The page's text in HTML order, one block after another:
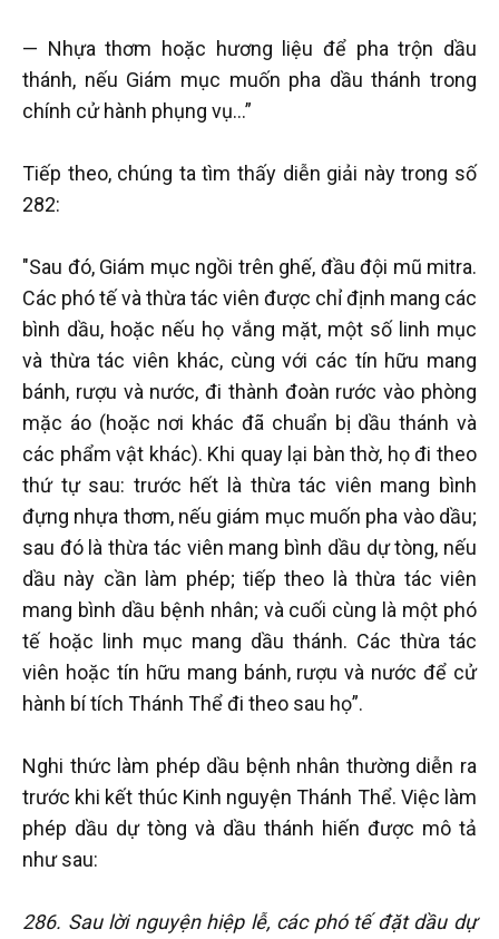
— Nhựa thơm hoặc hương liệu để pha trộn dầu
thánh, nếu Giám mục muốn pha dầu thánh trong
chính cử hành phụng vụ…”
Tiếp theo, chúng ta tìm thấy diễn giải này trong số
282:
"Sau đó, Giám mục ngồi trên ghế, đầu đội mũ mitra.
Các phó tế và thừa tác viên được chỉ định mang các
bình dầu, hoặc nếu họ vắng mặt, một số linh mục
và thừa tác viên khác, cùng với các tín hữu mang
bánh, rượu và nước, đi thành đoàn rước vào phòng
mặc áo (hoặc nơi khác đã chuẩn bị dầu thánh và
các phẩm vật khác). Khi quay lại bàn thờ, họ đi theo
thứ tự sau: trước hết là thừa tác viên mang bình
đựng nhựa thơm, nếu giám mục muốn pha vào dầu;
sau đó là thừa tác viên mang bình dầu dự tòng, nếu
dầu này cần làm phép; tiếp theo là thừa tác viên
mang bình dầu bệnh nhân; và cuối cùng là một phó
tế hoặc linh mục mang dầu thánh. Các thừa tác
viên hoặc tín hữu mang bánh, rượu và nước để cử
hành bí tích Thánh Thể đi theo sau họ”.
Nghi thức làm phép dầu bệnh nhân thường diễn ra
trước khi kết thúc Kinh nguyện Thánh Thể. Việc làm
phép dầu dự tòng và dầu thánh hiến được mô tả
như sau:
286. Sau lời nguyện hiệp lễ, các phó tế đặt dầu dự